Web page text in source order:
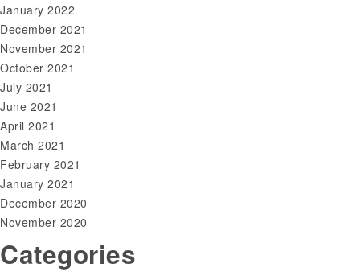
January 2022
December 2021
November 2021
October 2021
July 2021
June 2021
April 2021
March 2021
February 2021
January 2021
December 2020
November 2020
Categories